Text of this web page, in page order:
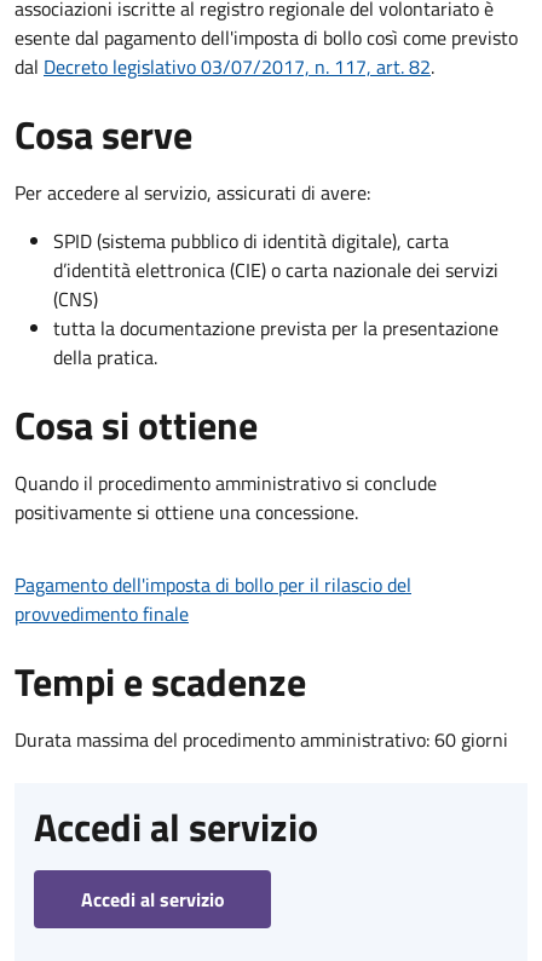
associazioni iscritte al registro regionale del volontariato è
esente dal pagamento dell'imposta di bollo così come previsto
dal Decreto legislativo 03/07/2017, n. 117, art. 82.
Cosa serve
Per accedere al servizio, assicurati di avere:
SPID (sistema pubblico di identità digitale), carta
d’identità elettronica (CIE) o carta nazionale dei servizi
(CNS)
tutta la documentazione prevista per la presentazione
della pratica.
Cosa si ottiene
Quando il procedimento amministrativo si conclude
positivamente si ottiene una concessione.
Pagamento dell'imposta di bollo per il rilascio del
provvedimento finale
Tempi e scadenze
Durata massima del procedimento amministrativo: 60 giorni
Accedi al servizio
Accedi al servizio